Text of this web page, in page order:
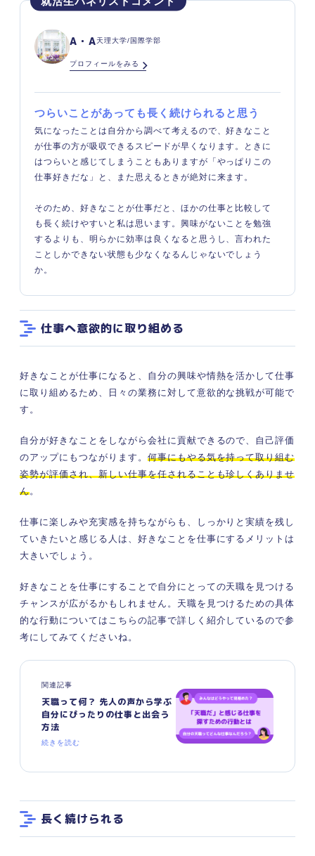
A・A天理大学/国際学部
プロフィールをみる
つらいことがあっても長く続けられると思う
気になったことは自分から調べて考えるので、好きなこと
が仕事の方が吸収できるスピードが早くなります。ときに
はつらいと感じてしまうこともありますが「やっぱりこの
仕事好きだな」と、また思えるときが絶対に来ます。
そのため、好きなことが仕事だと、ほかの仕事と比較して
も長く続けやすいと私は思います。興味がないことを勉強
するよりも、明らかに効率は良くなると思うし、言われた
ことしかできない状態も少なくなるんじゃないでしょう
か。
仕事へ意欲的に取り組める
好きなことが仕事になると、自分の興味や情熱を活かして仕事
に取り組めるため、日々の業務に対して意欲的な挑戦が可能で
す。
自分が好きなことをしながら会社に貢献できるので、自己評価
のアップにもつながります。 何事にもやる気を持って取り組む
姿勢が評価され、新しい仕事を任されることも珍しくありませ
ん。
仕事に楽しみや充実感を持ちながらも、しっかりと実績を残し
ていきたいと感じる人は、好きなことを仕事にするメリットは
大きいでしょう。
好きなことを仕事にすることで自分にとっての天職を見つける
チャンスが広がるかもしれません。天職を見つけるための具体
的な行動についてはこちらの記事で詳しく紹介しているので参
考にしてみてくださいね。
関連記事
天職って何？ 先人の声から学ぶ
自分にぴったりの仕事と出会う
方法
続きを読む
長く続けられる